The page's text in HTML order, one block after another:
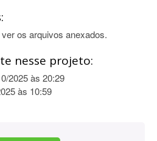
os arquivos anexados.
nesse projeto:
2025 às 20:29
às 10:59